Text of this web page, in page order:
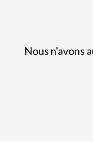
Nous n'avons